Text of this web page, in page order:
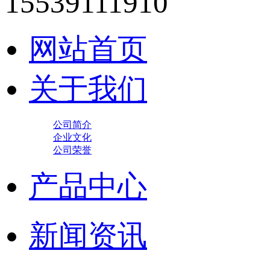
网站首页
关于我们
公司简介
企业文化
公司荣誉
产品中心
新闻资讯